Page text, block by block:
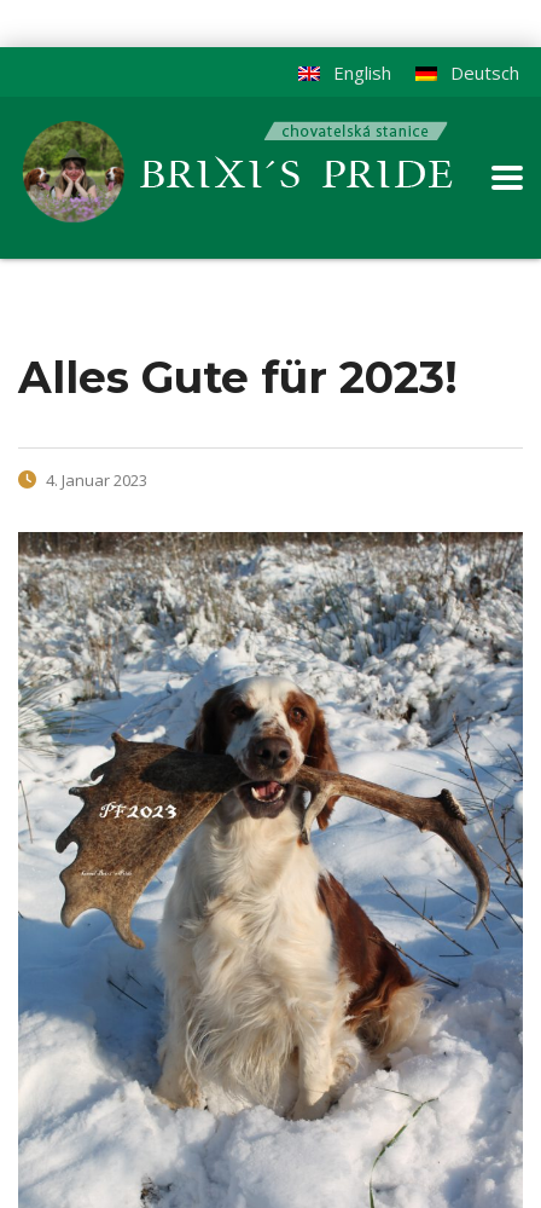
Deutsch
English
Alles Gute für 2023!
4. Januar 2023